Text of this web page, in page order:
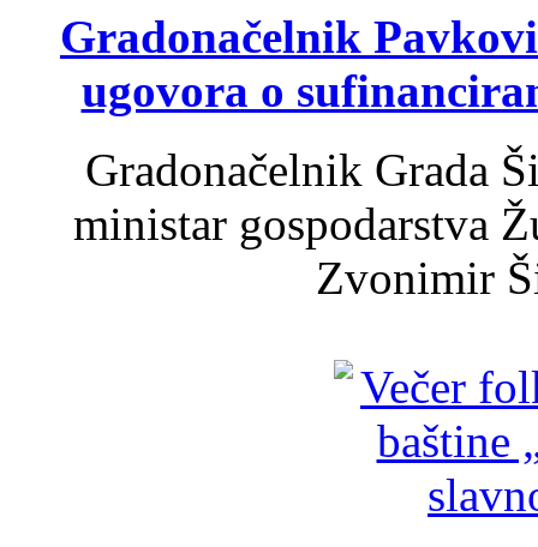
Gradonačelnik
ugovora o
Gradonačelnik Grada
ministar gospodarstva
Zvonimir